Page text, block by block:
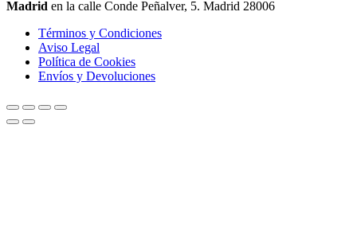
Madrid en la calle Conde Peñalver, 5. Madrid 28006
Términos y Condiciones
Aviso Legal
Política de Cookies
Envíos y Devoluciones